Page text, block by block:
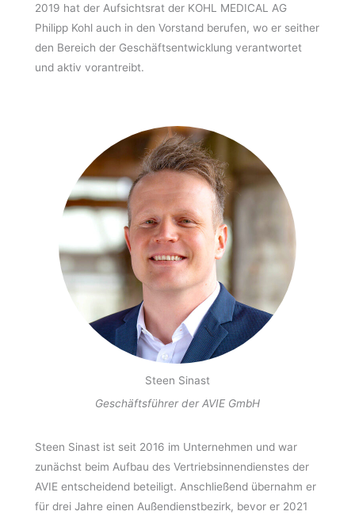
2019 hat der Aufsichtsrat der KOHL MEDICAL AG
Philipp Kohl auch in den Vorstand berufen, wo er seither
den Bereich der Geschäftsentwicklung verantwortet
und aktiv vorantreibt.
Steen Sinast
Geschäftsführer der AVIE GmbH
Steen Sinast ist seit 2016 im Unternehmen und war
zunächst beim Aufbau des Vertriebsinnendienstes der
AVIE entscheidend beteiligt. Anschließend übernahm er
für drei Jahre einen Außendienstbezirk, bevor er 2021